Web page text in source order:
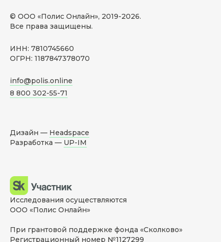
© ООО «Полис Онлайн», 2019-2026.
Все права защищены.
ИНН: 7810745660
ОГРН: 1187847378070
info@polis.online
8 800 302-55-71
Дизайн — Headspace
Разработка — UP-IM
Исследования осуществляются
ООО «Полис Онлайн»
При грантовой поддержке фонда «Сколково»
Регистрационный номер №1127299